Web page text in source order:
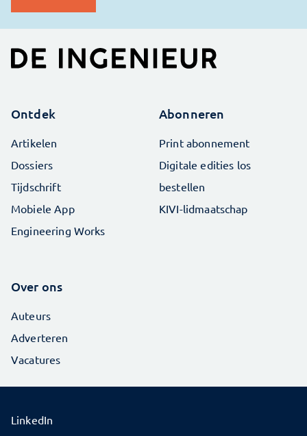
Ontdek
Artikelen
Dossiers
Tijdschrift
Mobiele App
Engineering Works
Abonneren
Print abonnement
Digitale edities los
bestellen
KIVI-lidmaatschap
Over ons
Auteurs
Adverteren
Vacatures
LinkedIn